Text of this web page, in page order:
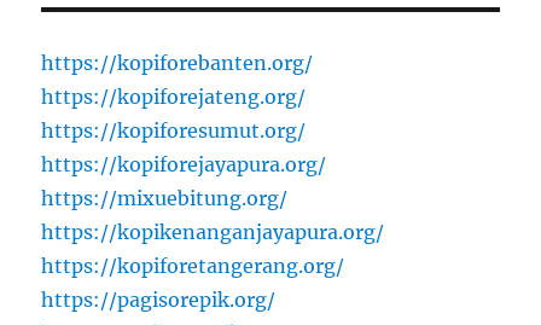
https://kopiforebanten.org/
https://kopiforejateng.org/
https://kopiforesumut.org/
https://kopiforejayapura.org/
https://mixuebitung.org/
https://kopikenanganjayapura.org/
https://kopiforetangerang.org/
https://pagisorepik.org/